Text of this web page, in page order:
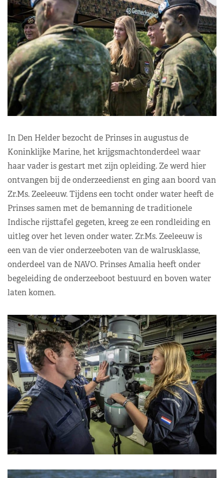
In Den Helder bezocht de Prinses in augustus de
Koninklijke Marine, het krijgsmachtonderdeel waar
haar vader is gestart met zijn opleiding. Ze werd hier
ontvangen bij de onderzeedienst en ging aan boord van
Zr.Ms. Zeeleeuw. Tijdens een tocht onder water heeft de
Prinses samen met de bemanning de traditionele
Indische rijsttafel gegeten, kreeg ze een rondleiding en
uitleg over het leven onder water. Zr.Ms. Zeeleeuw is
een van de vier onderzeeboten van de walrusklasse,
onderdeel van de NAVO. Prinses Amalia heeft onder
begeleiding de onderzeeboot bestuurd en boven water
laten komen.